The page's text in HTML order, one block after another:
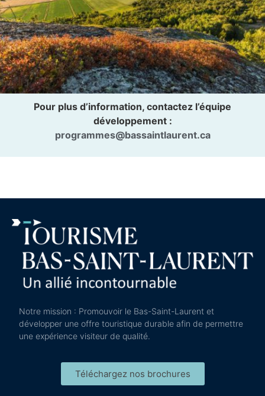
Pour plus d’information, contactez l’équipe
développement :
programmes@bassaintlaurent.ca
Notre mission : Promouvoir le Bas-Saint-Laurent et
développer une offre touristique durable afin de permettre
une expérience visiteur de qualité.
Téléchargez nos brochures